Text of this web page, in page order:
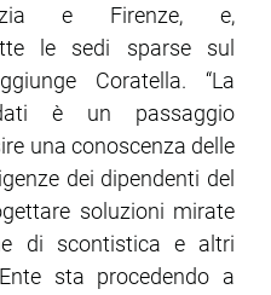
e Firenze, e,
le sedi sparse sul
Coratella. “La
è un passaggio
una conoscenza delle
dei dipendenti del
soluzioni mirate
di scontistica e altri
sta procedendo a